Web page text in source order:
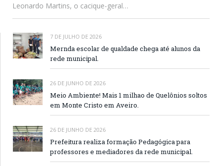
Leonardo Martins, o cacique-geral…
7 DE JULHO DE 2026
Mernda escolar de qualdade chega até alunos da
rede municipal.
26 DE JUNHO DE 2026
Meio Ambiente! Mais 1 milhao de Quelônios soltos
em Monte Cristo em Aveiro.
26 DE JUNHO DE 2026
Prefeitura realiza formação Pedagógica para
professores e mediadores da rede municipal.